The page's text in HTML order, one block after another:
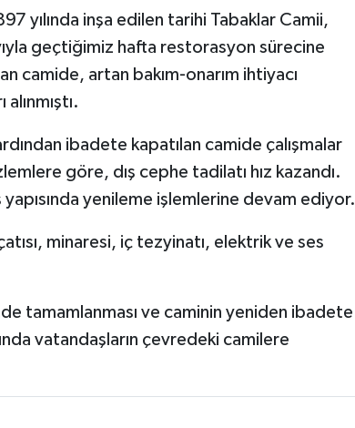
yılında inşa edilen tarihi Tabaklar Camii,
geçtiğimiz hafta restorasyon sürecine
camide, artan bakım-onarım ihtiyacı
ibadete kapatılan camide çalışmalar
göre, dış cephe tadilatı hız kazandı.
yapısında yenileme işlemlerine devam ediyor.
minaresi, iç tezyinatı, elektrik ve ses
tamamlanması ve caminin yeniden ibadete
vatandaşların çevredeki camilere